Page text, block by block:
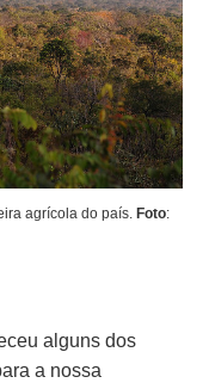
agrícola do país. Foto:
alguns dos
a nossa